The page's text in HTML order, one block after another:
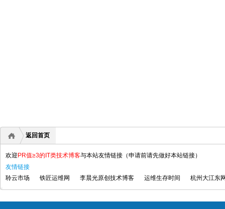
返回首页
欢迎 PR值≥3的IT类技术博客与本站友情链接（申请前请先做好本站链接）
友情链接
聆云市场
铁匠运维网 李晨光原创技术博客 运维生存时间 杭州大江东